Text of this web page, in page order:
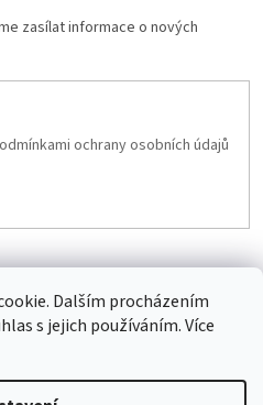
Dalším procházením
s jejich používáním. Více
zasílat informace o nových
ochrany osobních údajů